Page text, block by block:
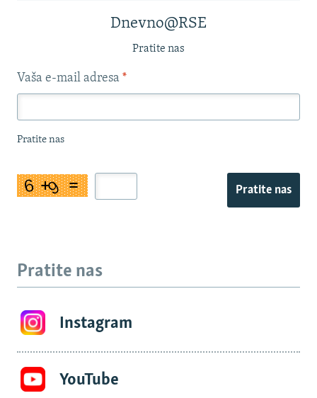
Dnevno@RSE
Pratite nas
Vaša e-mail adresa *
Pratite nas
Pratite nas
Pratite nas
Instagram
YouTube